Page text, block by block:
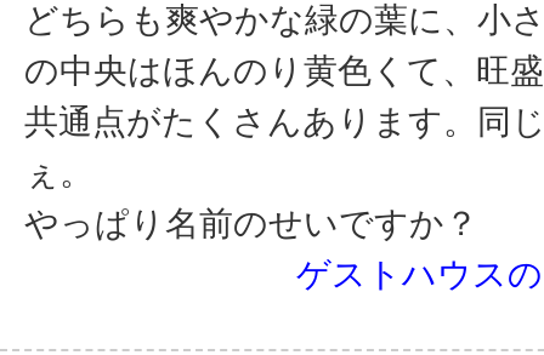
どちらも爽やかな緑の葉に、小
の中央はほんのり黄色くて、旺
共通点がたくさんあります。同
ぇ。
やっぱり名前のせいですか？
ゲストハウス